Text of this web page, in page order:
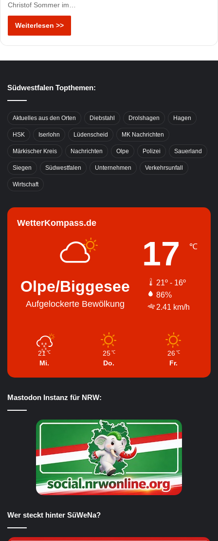
Christof Sommer im…
Weiterlesen >>
Südwestfalen Topthemen:
Aktuelles aus den Orten Diebstahl Drolshagen Hagen
HSK Iserlohn Lüdenscheid MK Nachrichten
Märkischer Kreis Nachrichten Olpe Polizei Sauerland
Siegen Südwestfalen Unternehmen Verkehrsunfall
Wirtschaft
WetterKompass.de
Olpe/Biggesee
Aufgelockerte Bewölkung
17 ℃
21º - 16º
86%
2.41 km/h
21 ℃
Mi.
25 ℃
Do.
26 ℃
Fr.
Mastodon Instanz für NRW:
Wer steckt hinter SüWeNa?